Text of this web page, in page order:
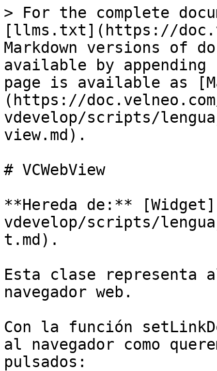
> For the complete
[llms.txt](https://
Markdown versions of
available by
page is available as
(https://
vdevelop/scripts/
view.md).
# VCWebView
**Hereda de:**
vdevelop/scripts/
t.md).
Esta clase representa
navegador web.
Con la función
al navegador como
pulsados: